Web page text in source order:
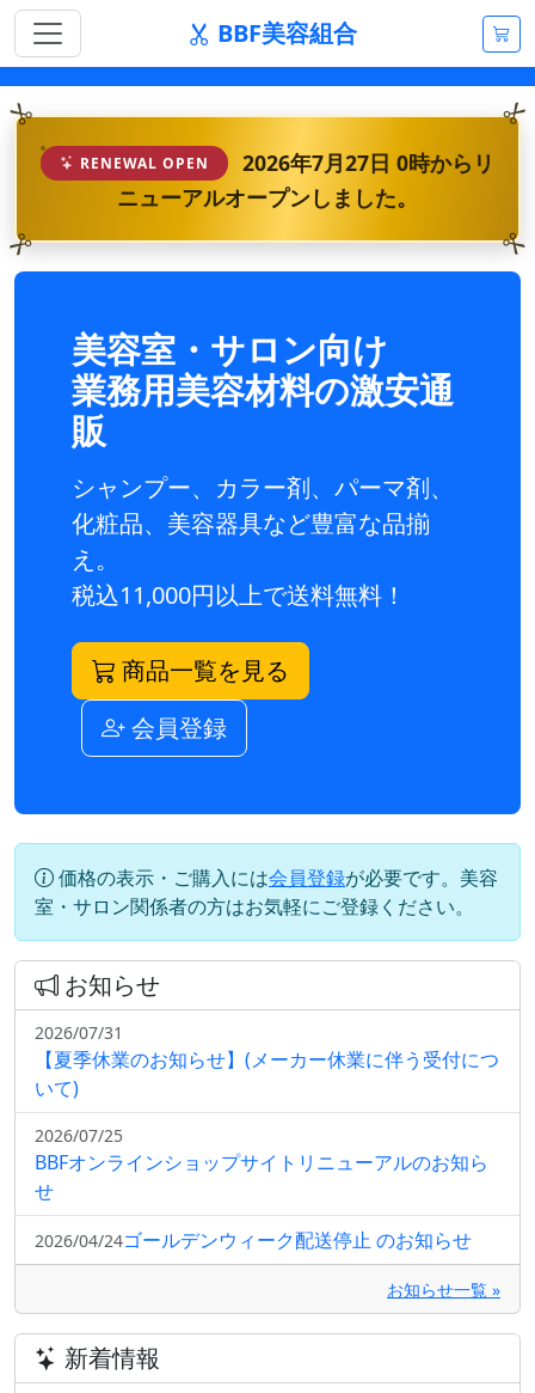
BBF美容組合
RENEWAL OPEN
2026年7月27日 0時からリ
ニューアルオープンしました。
美容室・サロン向け
業務用美容材料の激安通
販
シャンプー、カラー剤、パーマ剤、
化粧品、美容器具など豊富な品揃
え。
税込11,000円以上で送料無料！
商品一覧を見る
会員登録
価格の表示・ご購入には会員登録が必要です。美容
室・サロン関係者の方はお気軽にご登録ください。
お知らせ
2026/07/31
【夏季休業のお知らせ】(メーカー休業に伴う受付につ
いて)
2026/07/25
BBFオンラインショップサイトリニューアルのお知ら
せ
2026/04/24ゴールデンウィーク配送停止 のお知らせ
お知らせ一覧 »
新着情報